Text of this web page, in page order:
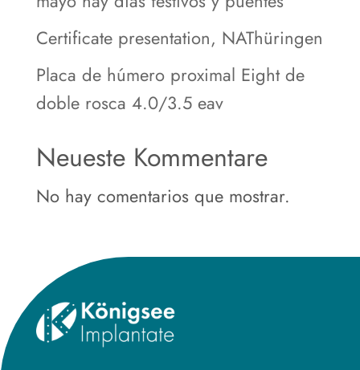
Certificate presentation, NAThüringen
Placa de húmero proximal Eight de
doble rosca 4.0/3.5 eav
Neueste Kommentare
No hay comentarios que mostrar.